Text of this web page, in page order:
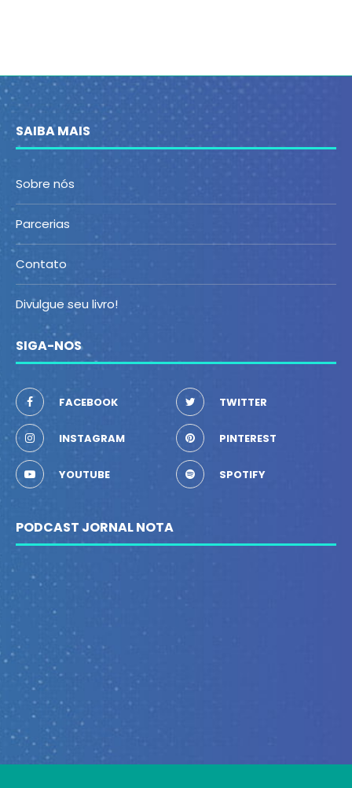
SAIBA MAIS
Sobre nós
Parcerias
Contato
Divulgue seu livro!
SIGA-NOS
FACEBOOK TWITTER
INSTAGRAM PINTEREST
YOUTUBE SPOTIFY
PODCAST JORNAL NOTA